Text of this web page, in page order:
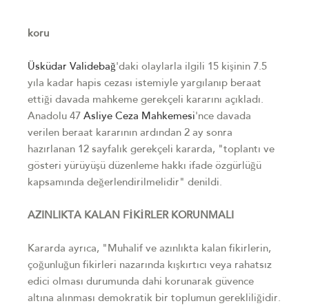
koru
Üsküdar Validebağ'daki olaylarla ilgili 15 kişinin 7.5
yıla kadar hapis cezası istemiyle yargılanıp beraat
ettiği davada mahkeme gerekçeli kararını açıkladı.
Anadolu 47 Asliye Ceza Mahkemesi'nce davada
verilen beraat kararının ardından 2 ay sonra
hazırlanan 12 sayfalık gerekçeli kararda, "toplantı ve
gösteri yürüyüşü düzenleme hakkı ifade özgürlüğü
kapsamında değerlendirilmelidir" denildi.
AZINLIKTA KALAN FİKİRLER KORUNMALI
Kararda ayrıca, "Muhalif ve azınlıkta kalan fikirlerin,
çoğunluğun fikirleri nazarında kışkırtıcı veya rahatsız
edici olması durumunda dahi korunarak güvence
altına alınması demokratik bir toplumun gerekliliğidir.